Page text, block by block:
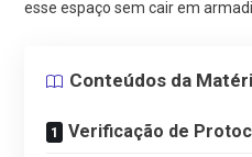
esse espaço sem cair em
Conteúdos da
Verificação de